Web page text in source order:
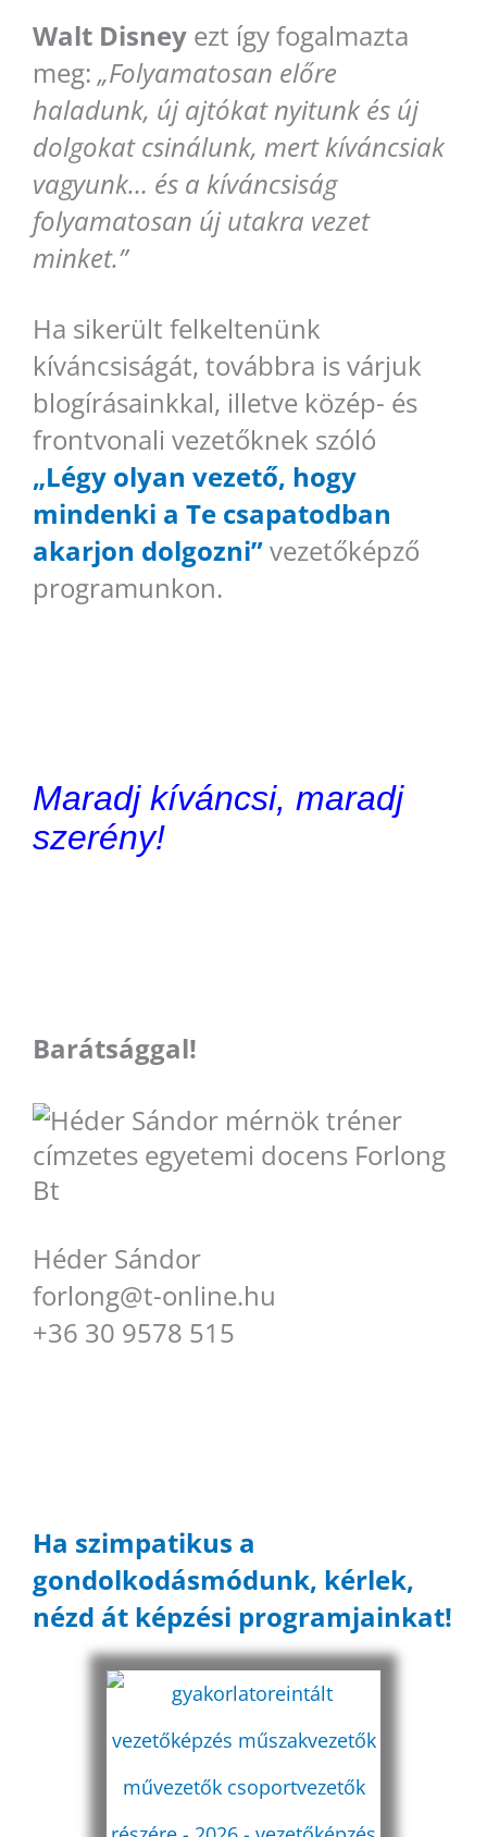
Walt Disney ezt így fogalmazta
meg: „Folyamatosan előre
haladunk, új ajtókat nyitunk és új
dolgokat csinálunk, mert kíváncsiak
vagyunk… és a kíváncsiság
folyamatosan új utakra vezet
minket.”
Ha sikerült felkeltenünk
kíváncsiságát, továbbra is várjuk
blogírásainkkal, illetve közép- és
frontvonali vezetőknek szóló
„Légy olyan vezető, hogy
mindenki a Te csapatodban
akarjon dolgozni”vezetőképző
programunkon.
Maradj kíváncsi, maradj
szerény!
Barátsággal!
Héder Sándor
forlong@t-online.hu
+36 30 9578 515
Ha szimpatikus a
gondolkodásmódunk, kérlek,
nézd át képzési programjainkat!